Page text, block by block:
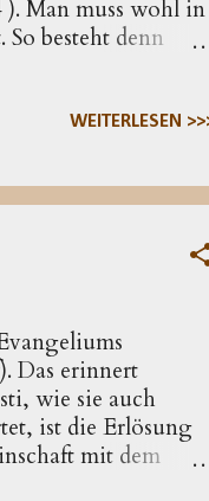
). Man muss wohl in
besteht denn
des
ist, Jesus
WEITERLESEN
Das erinnert
wie sie auch
ist die Erlösung
mit dem